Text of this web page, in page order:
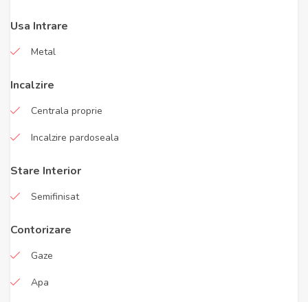
Usa Intrare
Metal
Incalzire
Centrala proprie
Incalzire pardoseala
Stare Interior
Semifinisat
Contorizare
Gaze
Apa